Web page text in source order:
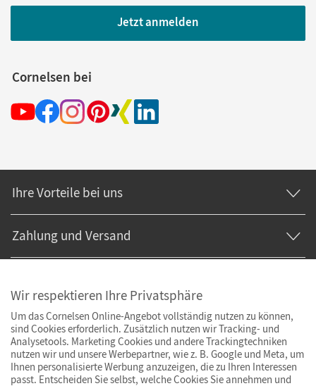
Jetzt anmelden
Cornelsen bei
Ihre Vorteile bei uns
Zahlung und Versand
Wir respektieren Ihre Privatsphäre
Um das Cornelsen Online-Angebot vollständig nutzen zu können,
sind Cookies erforderlich. Zusätzlich nutzen wir Tracking- und
Analysetools. Marketing Cookies und andere Trackingtechniken
nutzen wir und unsere Werbepartner, wie z. B. Google und Meta, um
Ihnen personalisierte Werbung anzuzeigen, die zu Ihren Interessen
passt. Entscheiden Sie selbst, welche Cookies Sie annehmen und